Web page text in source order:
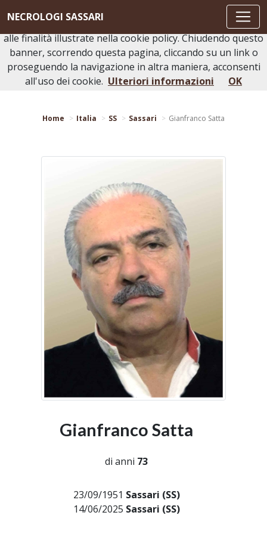
NECROLOGI SASSARI
Torna indietro Stampa bacheca
Home Italia SS Sassari Gianfranco Satta
Gianfranco Satta
di anni 73
23/09/1951 Sassari (SS)
14/06/2025 Sassari (SS)
Questo sito o gli strumenti terzi da questo utilizzati si
avvalgono di cookie necessari al funzionamento ed utili
alle finalità illustrate nella cookie policy. Chiudendo questo
banner, scorrendo questa pagina, cliccando su un link o
proseguendo la navigazione in altra maniera, acconsenti
all'uso dei cookie. Ulteriori informazioni OK